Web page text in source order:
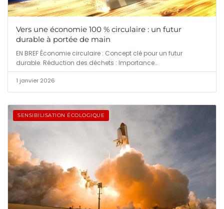
Vers une économie 100 % circulaire : un futur
durable à portée de main
EN BREF Économie circulaire : Concept clé pour un futur
durable. Réduction des déchets : Importance…
1 janvier 2026
SENSIBILISATION ÉCOLOGIQUE